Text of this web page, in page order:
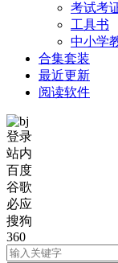
考试考
工具书
中小学
合集套装
最近更新
阅读软件
登录
站内
百度
谷歌
必应
搜狗
360